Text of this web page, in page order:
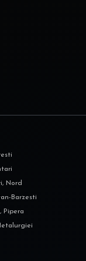
Nord
Barzesti
Pipera